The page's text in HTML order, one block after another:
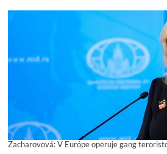
Zacharovová: V Európe operuje gang